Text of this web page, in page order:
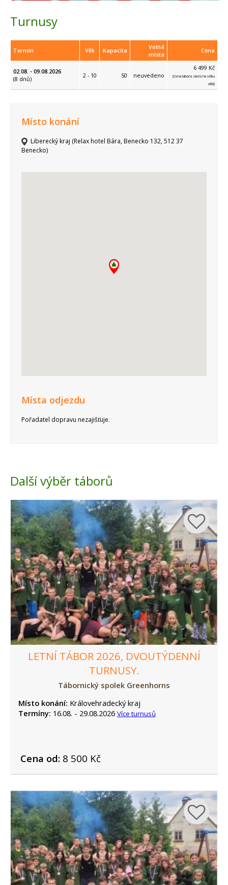
Turnusy
Termín Věk Kapacita
Volná
místa
Cena
02.08. - 09.08.2026
(8 dnů)
2 - 10 50 neuvedeno
6 499 Kč
(Cena tábora závisí na věku
dětí)
Místo konání
Liberecký kraj (Relax hotel Bára, Benecko 132, 512 37
Benecko)
Místa odjezdu
Pořadatel dopravu nezajišťuje.
Další výběr táborů
LETNÍ TÁBOR 2026, DVOUTÝDENNÍ
TURNUSY.
Tábornický spolek Greenhorns
Místo konání: Královehradecký kraj
Termíny: 16.08. - 29.08.2026 Více turnusů
Cena od:8 500 Kč